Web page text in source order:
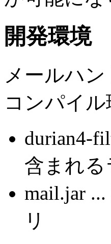
開発環境
メールハ
コンパイル
durian4-
含まれる
mail.jar
リ